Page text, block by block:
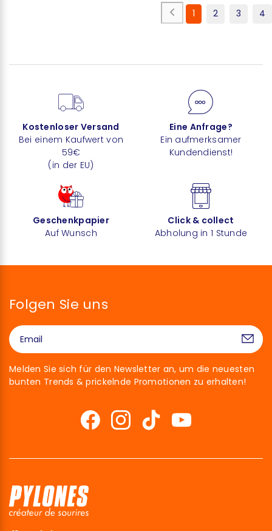
1 2 3 4
Kostenloser Versand
Bei einem Kaufwert von
59€
(in der EU)
Eine Anfrage?
Ein aufmerksamer
Kundendienst!
Geschenkpapier
Auf Wunsch
Click & collect
Abholung in 1 Stunde
Folgen Sie uns
Melden Sie sich für den Newsletter an, um die neuesten
bunten Trends & prickelnde Promotionen zu erhalten!